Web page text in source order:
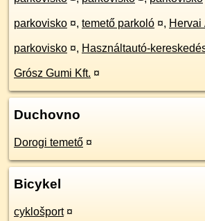
parkovisko ¤, temető parkoló ¤, Hervai
parkovisko ¤, Használtautó-
Grósz Gumi Kft. ¤
Duchovno
Dorogi temető ¤
Bicykel
cyklošport ¤